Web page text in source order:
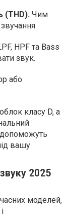
(THD). Чим
HPF та Bass
звук.
або
класу D, а
допоможуть
вашу
2025
моделей,